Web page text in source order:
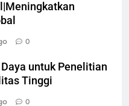
0
untuk Penelitian
Tinggi
0